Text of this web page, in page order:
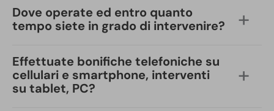
Dove operate ed entro quanto
tempo siete in grado di intervenire?
+
Doctorspy ha sede inAbruzzo, aCittà Sant’Angelo
(Pescara) , ma eseguiamo bonifiche ambientali da
microspiein tutta Italia
Effettuate bonifiche telefoniche su
cellulari e smartphone, interventi
su tablet, PC?
+